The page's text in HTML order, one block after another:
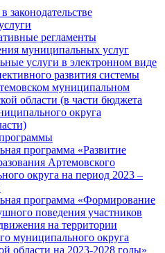
законодательстве
регламенты
муниципальных услуг
услуги в электронном виде
развития системы
муниципальном
области (в части бюджета
округа
программа «Развитие
Артемовского
округа на период 2023 –
программа «Формирование
поведения участников
на территории
муниципального округа
области на 2023-2028 годы»